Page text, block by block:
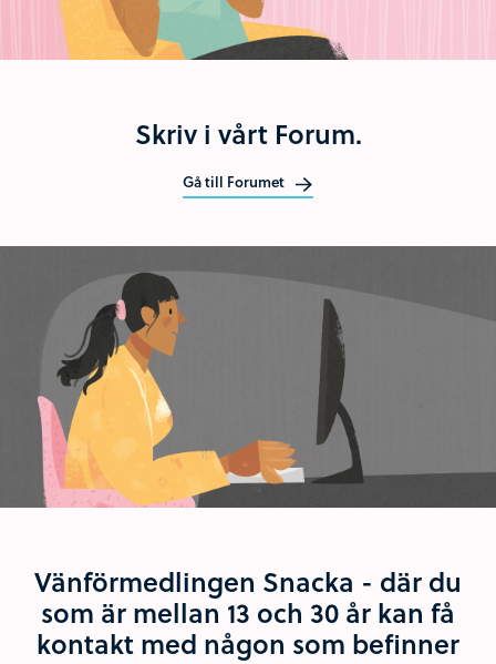
Skriv i vårt Forum.
Gå till Forumet
Vänförmedlingen Snacka - där du
som är mellan 13 och 30 år kan få
kontakt med någon som befinner